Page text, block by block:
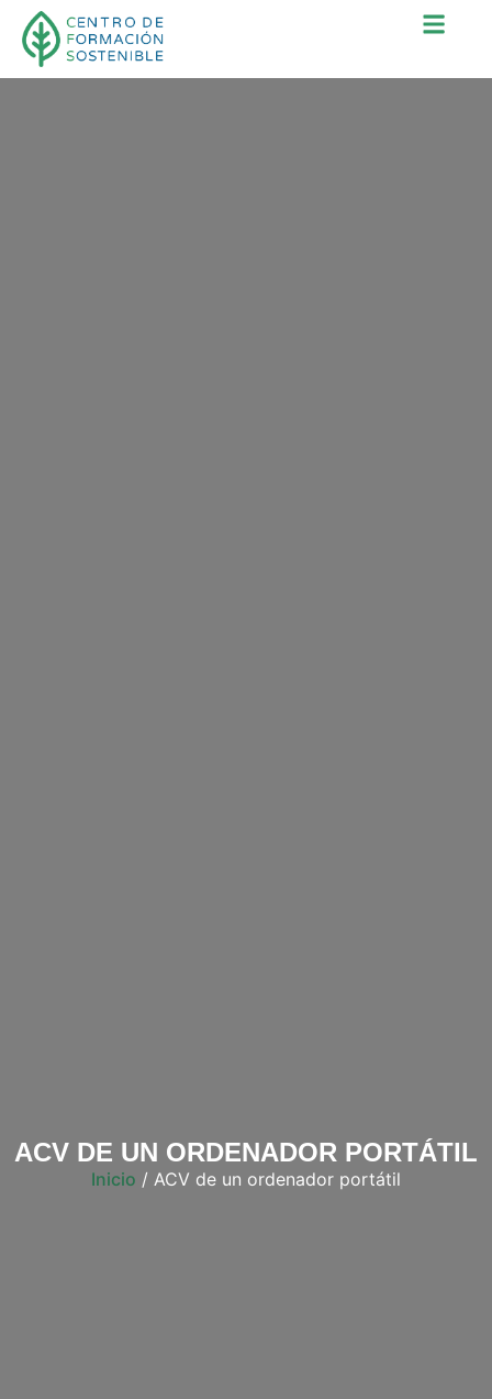
ACV DE UN ORDENADOR PORTÁTIL
Inicio / ACV de un ordenador portátil